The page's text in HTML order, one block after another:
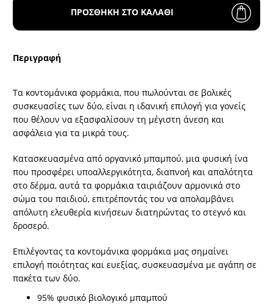
ΠΡΟΣΘΗΚΗ ΣΤΟ ΚΑΛΑΘΙ
Περιγραφή
Τα κοντομάνικα φορμάκια, που πωλούνται σε βολικές
συσκευασίες των δύο, είναι η ιδανική επιλογή για γονείς
που θέλουν να εξασφαλίσουν τη μέγιστη άνεση και
ασφάλεια για τα μικρά τους.
Κατασκευασμένα από οργανικό μπαμπού, μια φυσική ίνα
που προσφέρει υποαλλεργικότητα, διαπνοή και απαλότητα
στο δέρμα, αυτά τα φορμάκια ταιριάζουν αρμονικά στο
σώμα του παιδιού, επιτρέποντάς του να απολαμβάνει
απόλυτη ελευθερία κινήσεων διατηρώντας το στεγνό και
δροσερό.
Επιλέγοντας τα κοντομάνικα φορμάκια μας σημαίνει
επιλογή ποιότητας και ευεξίας, συσκευασμένα με αγάπη σε
πακέτα των δύο.
95% φυσικό βιολογικό μπαμπού